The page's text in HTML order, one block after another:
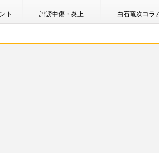
ト 誹謗中傷・炎上 白石竜次コラ